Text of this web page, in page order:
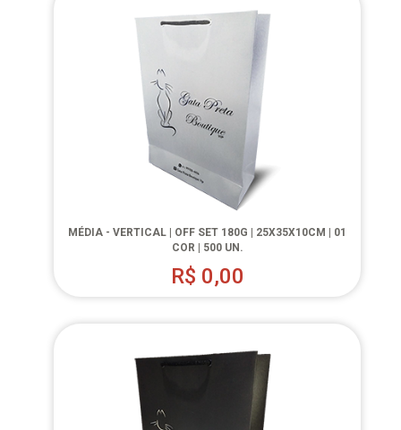
MÉDIA - VERTICAL | OFF SET 180G | 25X35X10CM | 01
COR | 500 UN.
R$ 0,00